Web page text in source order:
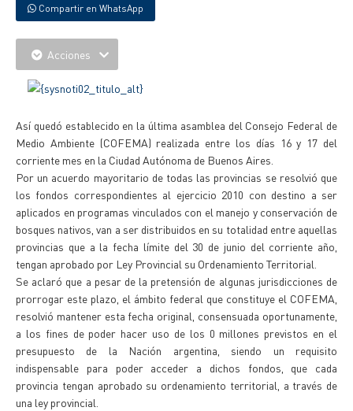
Compartir en WhatsApp
Acciones
Así quedó establecido en la última asamblea del Consejo Federal de
Medio Ambiente (COFEMA) realizada entre los días 16 y 17 del
corriente mes en la Ciudad Autónoma de Buenos Aires.
Por un acuerdo mayoritario de todas las provincias se resolvió que
los fondos correspondientes al ejercicio 2010 con destino a ser
aplicados en programas vinculados con el manejo y conservación de
bosques nativos, van a ser distribuidos en su totalidad entre aquellas
provincias que a la fecha límite del 30 de junio del corriente año,
tengan aprobado por Ley Provincial su Ordenamiento Territorial.
Se aclaró que a pesar de la pretensión de algunas jurisdicciones de
prorrogar este plazo, el ámbito federal que constituye el COFEMA,
resolvió mantener esta fecha original, consensuada oportunamente,
a los fines de poder hacer uso de los 0 millones previstos en el
presupuesto de la Nación argentina, siendo un requisito
indispensable para poder acceder a dichos fondos, que cada
provincia tengan aprobado su ordenamiento territorial, a través de
una ley provincial.